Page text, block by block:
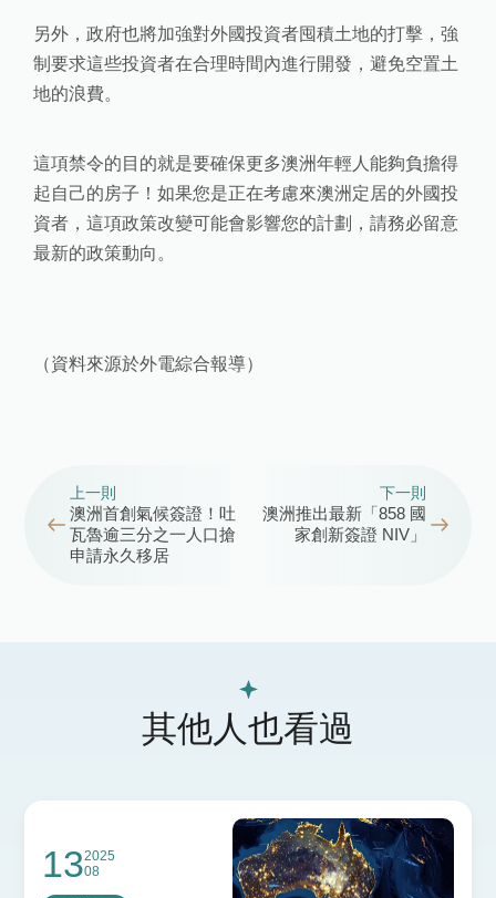
另外，政府也將加強對外國投資者囤積土地的打擊，強
制要求這些投資者在合理時間內進行開發，避免空置土
地的浪費。
這項禁令的目的就是要確保更多澳洲年輕人能夠負擔得
起自己的房子！如果您是正在考慮來澳洲定居的外國投
資者，這項政策改變可能會影響您的計劃，請務必留意
最新的政策動向。
（資料來源於外電綜合報導）
上一則
澳洲首創氣候簽證！吐
瓦魯逾三分之一人口搶
申請永久移居
下一則
澳洲推出最新「858 國
家創新簽證 NIV」
其他人也看過
132025
08